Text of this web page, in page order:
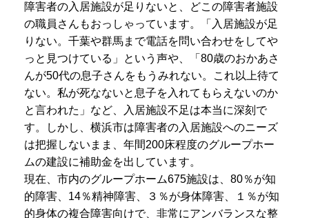
障害者の入居施設が足りないと、どこの障害者施設
の職員さんもおっしゃっています。「入居施設が足
りない。千葉や群馬まで電話を問い合わせをしてや
っと見つけている」という声や、「80歳のおかあさ
んが50代の息子さんをもうみれない。これ以上待て
ない。私が死なないと息子を入れてもらえないのか
と言われた」など、入居施設不足は本当に深刻で
す。しかし、横浜市は障害者の入居施設へのニーズ
は把握しないまま、年間200床程度のグループホー
ムの建設に補助金を出しています。
現在、市内のグループホーム675施設は、80％が知
的障害、14％精神障害、３％が身体障害、１％が知
的身体の複合障害向けで、非常にアンバランスな整